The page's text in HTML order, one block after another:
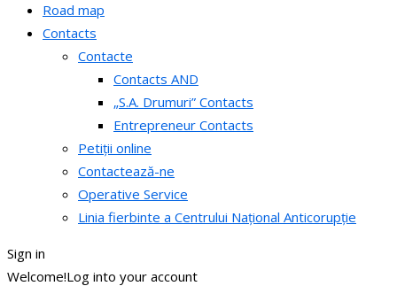
Road map
Contacts
Contacte
Contacts AND
„S.A. Drumuri” Contacts
Entrepreneur Contacts
Petiții online
Contactează-ne
Operative Service
Linia fierbinte a Centrului Național Anticorupție
Sign in
Welcome!Log into your account